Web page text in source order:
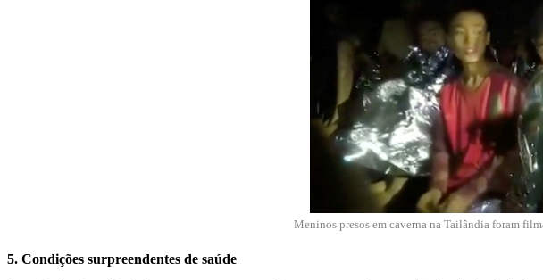
Meninos presos em caverna na Tailândia foram
5. Condições surpreendentes de saúde